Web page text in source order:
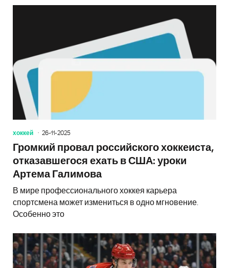
хоккей 26-11-2025
Громкий провал российского хоккеиста,
отказавшегося ехать в США: уроки
Артема Галимова
В мире профессионального хоккея карьера
спортсмена может измениться в одно мгновение.
Особенно это